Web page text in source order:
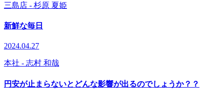
三島店 - 杉原 夏姫
新鮮な毎日
2024.04.27
本社 - 志村 和哉
円安が止まらないとどんな影響が出るのでしょうか？？